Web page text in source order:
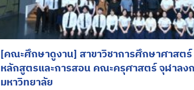
[คณะศึกษาดูงาน] สาขาวิชาการศึกษาศาสตร์
หลักสูตรและการสอน คณะครุศาสตร์ จุฬาล
มหาวิทยาลัย